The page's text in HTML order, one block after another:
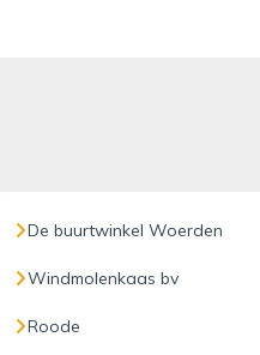
De buurtwinkel Woerden
Windmolenkaas bv
Roode